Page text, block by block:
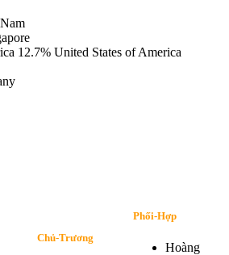
12.7% United States of America
Chủ-Trương
Phối-Hợp
Hoàng